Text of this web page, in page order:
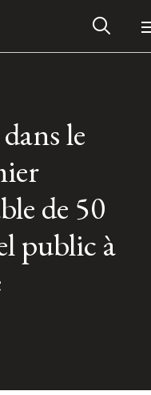
le
de 50
public à